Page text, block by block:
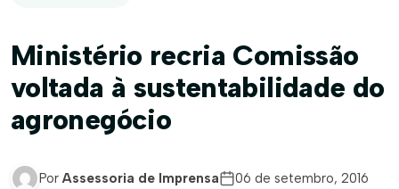
Ministério recria Comissão
voltada à sustentabilidade do
agronegócio
Por Assessoria de Imprensa
06 de setembro, 2016